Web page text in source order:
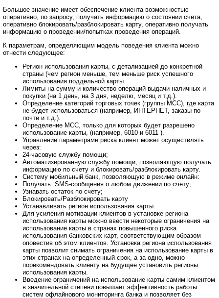
Большое значение имеет обеспечение клиента возможностью
оперативно, по запросу, получать информацию о состоянии счета,
оперативно блокировать/разблокировать карту, оперативно получать
информацию о проведении/попытках проведения операций.
К параметрам, определяющим модель поведения клиента можно
отнести следующее:
Регион использования карты, с детализацией до конкретной
страны (чем регион меньше, тем меньше риск успешного
использования поддельной карты.
Лимиты на сумму и количество операций выдачи наличных и
покупки (на 1 день, на 3 дня, неделю, месяц и т.д.).
Определение категорий торговых точек (группы МСС), где карта
не будет использоваться (например, ИНТЕРНЕТ, заказы по
почте и т.д.).
Определение МСС, только для которых будет разрешено
использование карты, (например, 6010 и 6011 ).
Управление параметрами риска клиент может осуществлять
через:
24-часовую службу помощи;
Автоматизированную службу помощи, позволяющую получать
информацию по счету и блокировать/разблокировать карту.
Систему мобильный банк, позволяющую в режиме онлайн:
Получать SMS-сообщения о любом движении по счету;
Узнавать остаток по счету;
Блокировать/Разблокировать карту
Устанавливать регион использования карты.
Для усиления мотивации клиентов в установке региона
использования карты можно ввести некоторые ограничения на
использование карты в странах повышенного риска
использования банковских карт, соответствующим образом
оповестив об этом клиентов. Установка региона использования
карты позволит снимать ограничения на использование карты в
этих странах на определенный срок, а за одно, можно
порекомендовать клиенту на будущее установить регионы
использования карты.
Введение ограничений на использование карты самим клиентом
в значительной степени повышает эффективность работы
систем офлайнового мониторинга банка и позволяет без